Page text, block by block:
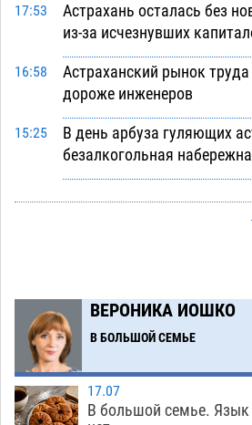
17:53
Астрахань осталась без
из-за исчезнувших
16:58
Астраханский рынок
дороже инженеров
15:25
В день арбуза гуляющих
безалкогольная
Астрахани в кредитную
12:03
Тысячи астраханцев
воды до двадцатого августа
10:51
Жителей Астраханской
присмотреться к прохожим
ВЕРОНИКА ИОШКО
В БОЛЬШОЙ СЕМЬЕ
17.07
В большой семье.